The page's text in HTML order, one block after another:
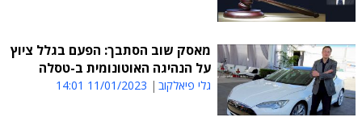
מאסק שוב הסתבך: הפעם בגלל ציוץ
על הנהיגה האוטונומית ב-טסלה
גלי פיאלקוב 11/01/2023 14:01